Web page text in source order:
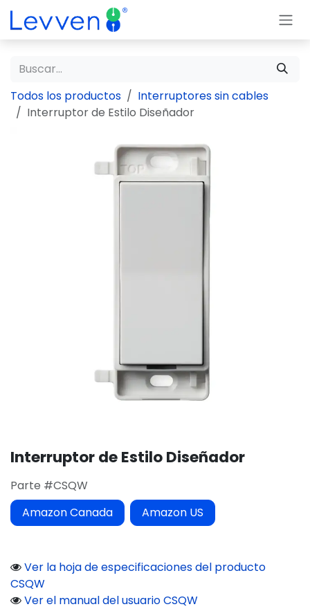
Ir al contenido
Todos los productos
Interruptores sin cables
Interruptor de Estilo Diseñador
Interruptor de Estilo Diseñador
Parte #CSQW
Amazon Canada
Amazon US
Ver la hoja de especificaciones del producto
CSQW
Ver el manual del usuario CSQW